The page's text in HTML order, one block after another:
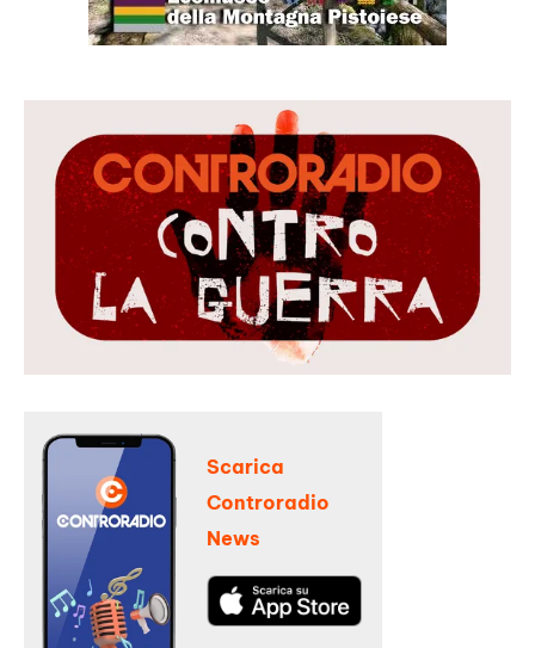
Scarica
Controradio
News